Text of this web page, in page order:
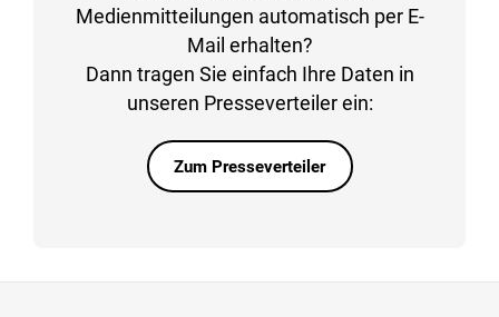
Medienmitteilungen automatisch per E-
Mail erhalten?
Dann tragen Sie einfach Ihre Daten in
unseren Presseverteiler ein:
Zum Presseverteiler